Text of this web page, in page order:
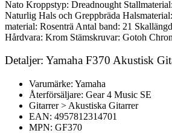
Nato Kroppstyp: Dreadnought
Naturlig Hals och Greppbräda
material: Rosenträ Antal band: 21
Hårdvara: Krom Stämskruvar: Gotoh
Detaljer: Yamaha F370 Akustisk
Varumärke: Yamaha
Återförsäljare: Gear 4 Music SE
Gitarrer > Akustiska Gitarrer
EAN: 4957812314701
MPN: GF370